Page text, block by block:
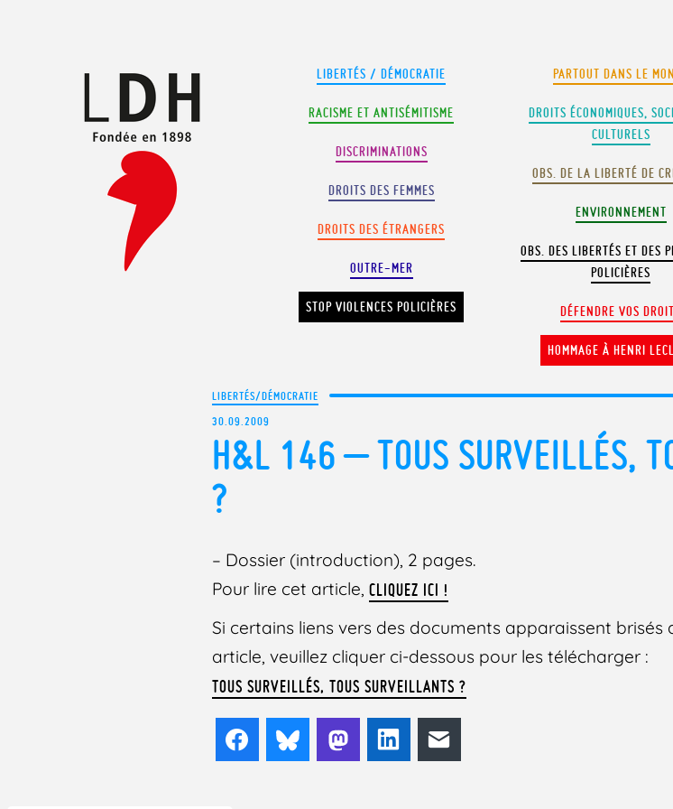
LIBERTÉS / DÉMOCRATIE
RACISME ET ANTISÉMITISME
DISCRIMINATIONS
DROITS DES FEMMES
DROITS DES ÉTRANGERS
OUTRE-MER
STOP VIOLENCES POLICIÈRES
PARTOUT DANS LE
DROITS ÉCONOMIQUES,
CULTURELS
OBS. DE LA LIBERTÉ DE
ENVIRONNEMENT
OBS. DES LIBERTÉS ET DES
POLICIÈRES
DÉFENDRE VOS
HOMMAGE À HENRI
LIBERTÉS/DÉMOCRATIE
30.09.2009
H&L 146 – TOUS SURVEILLÉS,
?
– Dossier (introduction), 2 pages.
Pour lire cet article,CLIQUEZ ICI !
Si certains liens vers des documents apparaissent brisés
article, veuillez cliquer ci-dessous pour les télécharger :
TOUS SURVEILLÉS, TOUS SURVEILLANTS ?
FacebookBlueskyMastodonLinkedIn